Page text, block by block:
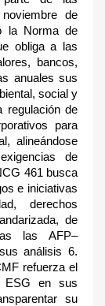
de
la Norma de
obliga a las
bancos,
anuales sus
social y
regulación de
para
alineándose
de
461 busca
e iniciativas
derechos
de
las AFP–
análisis 6.
refuerza el
ESG en sus
su